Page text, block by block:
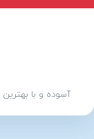
آسوده و با